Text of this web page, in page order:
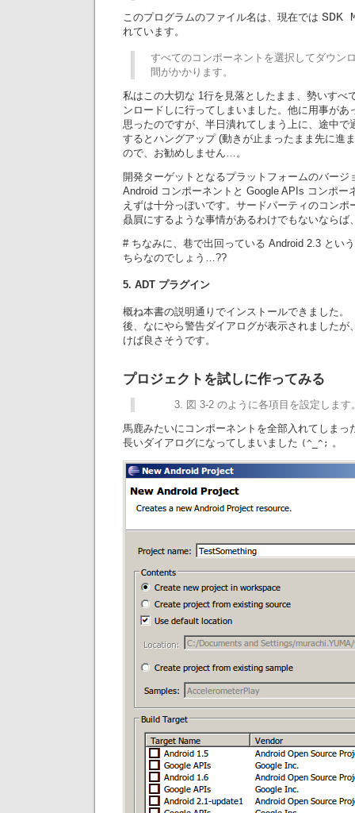
このプログラムのファイル名は、現在では SDK
れています。
すべてのコンポーネントを選択してダウン
間がかかります。
私はこの大切な 1行を見落としたまま、勢いすべ
ンロードしに行ってしまいました。他に用事があ
思ったのですが、半日潰れてしまう上に、途中で
するとハングアップ (動きが止まったまま先に進
ので、お勧めしません…。
開発ターゲットとなるプラットフォームのバージ
Android コンポーネントと Google APIs コンポー
えずは十分っぽいです。サードパーティのコンポ
贔屓にするような事情があるわけでもないならば
# ちなみに、巷で出回っている Android 2.3 とい
ちらなのでしょう…??
5. ADT プラグイン
概ね本書の説明通りでインストールできました。
後、なにやら警告ダイアログが表示されましたが
けば良さそうです。
プロジェクトを試しに作ってみる
図 3-2 のように各項目を設定します
馬鹿みたいにコンポーネントを全部入れてしまっ
長いダイアログになってしまいました (^_^; 。